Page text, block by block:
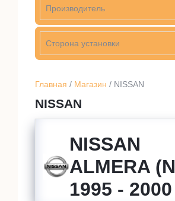
Главная / Магазин / NISSAN
NISSAN
NISSAN
ALMERA
1995 - 2000